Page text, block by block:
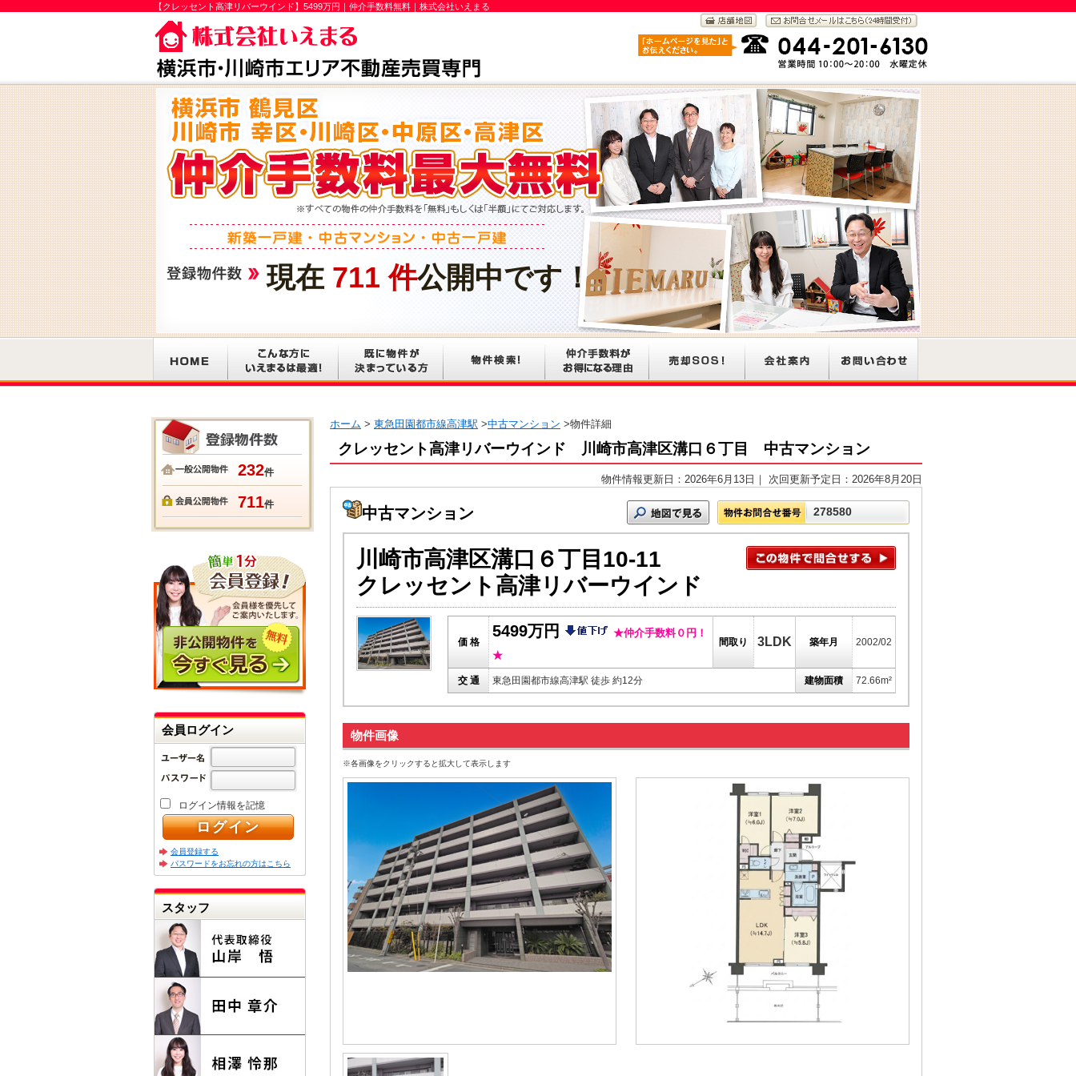
【クレッセント高津リバーウインド】5499万円｜仲介手数料無料｜株式会社いえまる
現在 711 件公開中です！
ホーム > 東急田園都市線高津駅 >中古マンション >物件詳細
クレッセント高津リバーウインド 川崎市高津区溝口６丁目 中古マンション
物件情報更新日：2026年6月13日｜ 次回更新予定日：2026年8月20日
中古マンション 278580
川崎市高津区溝口６丁目10-11
クレッセント高津リバーウインド
価 格
5499万円
★仲介手数料０円！
★
間取り 3LDK 築年月 2002/02
交 通 東急田園都市線高津駅 徒歩 約12分 建物面積 72.66m²
物件画像
※各画像をクリックすると拡大して表示します
232件
711件
会員ログイン
ログイン情報を記憶
会員登録する
パスワードをお忘れの方はこちら
スタッフ